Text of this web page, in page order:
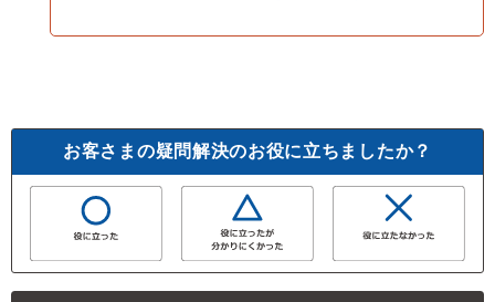
お客さまの疑問解決のお役に立ちましたか？